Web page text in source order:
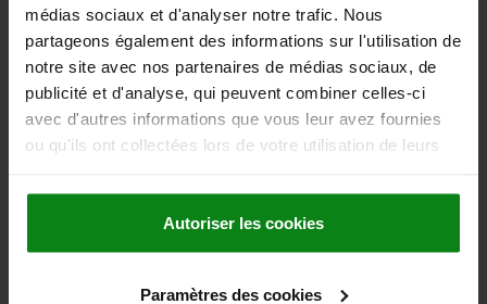
médias sociaux et d'analyser notre trafic. Nous
partageons également des informations sur l'utilisation de
notre site avec nos partenaires de médias sociaux, de
publicité et d'analyse, qui peuvent combiner celles-ci
avec d'autres informations que vous leur avez fournies
ou qu'ils ont collectées lors de votre utilisation de leurs
Autoriser les cookies
Paramètres des cookies
04233-06 inch
20X40, A=71,5, B=22, POLYAMIDE NOIR, COMP:ACIER
MATÉRIAU DES COMPOSANTS=ACIER
FILETAGE (INCH)=1/4-20